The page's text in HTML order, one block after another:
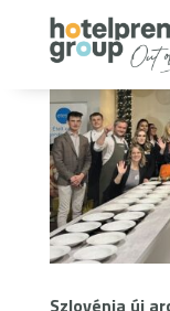
Szlovénia új